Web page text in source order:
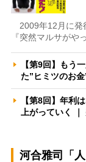
2009年12月に発
『突然マルサがや
【第9回】もう
た”ヒミツのお
【第8回】年利
上がっていく
河合雅司「